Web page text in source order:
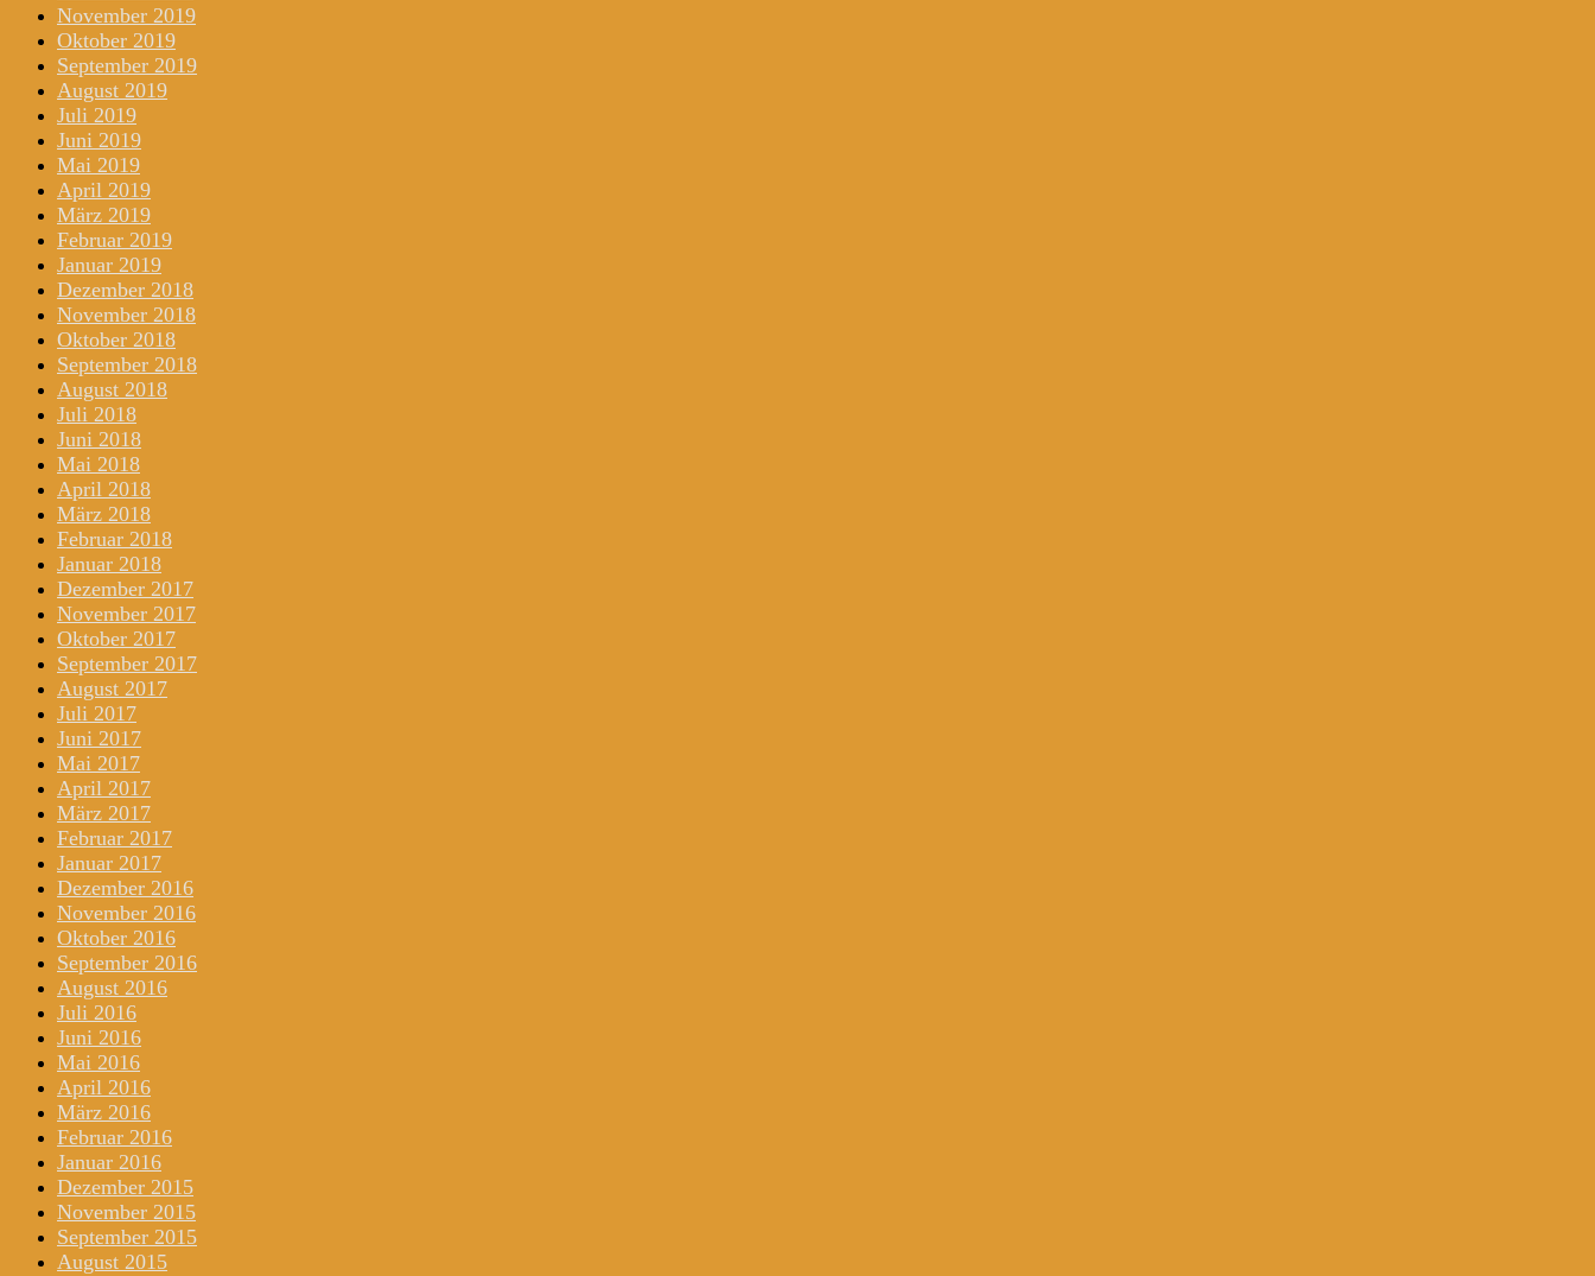
November 2019
Oktober 2019
September 2019
August 2019
Juli 2019
Juni 2019
Mai 2019
April 2019
März 2019
Februar 2019
Januar 2019
Dezember 2018
November 2018
Oktober 2018
September 2018
August 2018
Juli 2018
Juni 2018
Mai 2018
April 2018
März 2018
Februar 2018
Januar 2018
Dezember 2017
November 2017
Oktober 2017
September 2017
August 2017
Juli 2017
Juni 2017
Mai 2017
April 2017
März 2017
Februar 2017
Januar 2017
Dezember 2016
November 2016
Oktober 2016
September 2016
August 2016
Juli 2016
Juni 2016
Mai 2016
April 2016
März 2016
Februar 2016
Januar 2016
Dezember 2015
November 2015
September 2015
August 2015